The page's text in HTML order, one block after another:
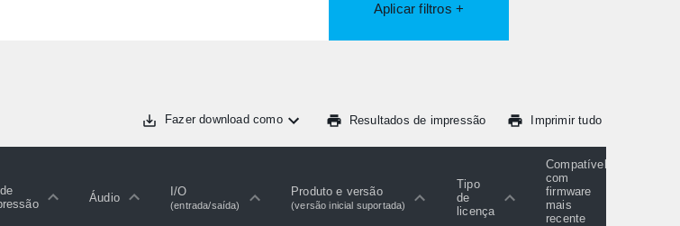
Aplicar filtros +
Fazer download como Resultados de impressão Imprimir tudo
Áudio I/O
(entrada/saída)
Produto e versão
(versão inicial suportada)
Tipo
de
licença
Compatível
com
firmware
mais
recente